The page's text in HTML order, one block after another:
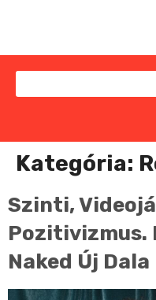
Kategória:
Szinti,
Pozitivizmus.
Naked Új Dala